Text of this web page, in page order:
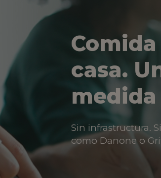
casa.
Sin infrastructura.
como Danone o